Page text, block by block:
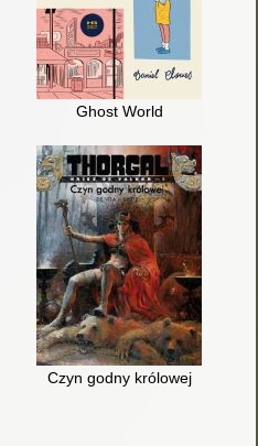
9 Ghost World
Czyn godny królowej